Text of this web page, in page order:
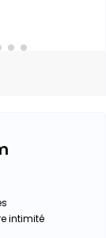
intimité